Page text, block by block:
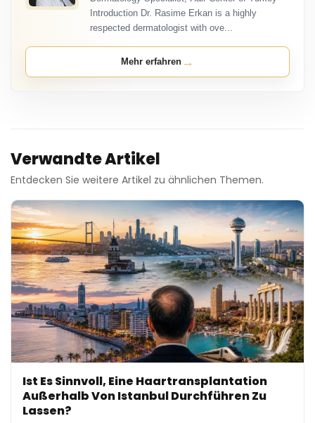
Introduction Dr. Rasime Erkan is a highly
respected dermatologist with ove...
Mehr erfahren →
Verwandte Artikel
Entdecken Sie weitere Artikel zu ähnlichen Themen.
Ist Es Sinnvoll, Eine Haartransplantation
Außerhalb Von Istanbul Durchführen Zu
Lassen?